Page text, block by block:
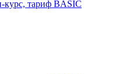
тариф BASIC